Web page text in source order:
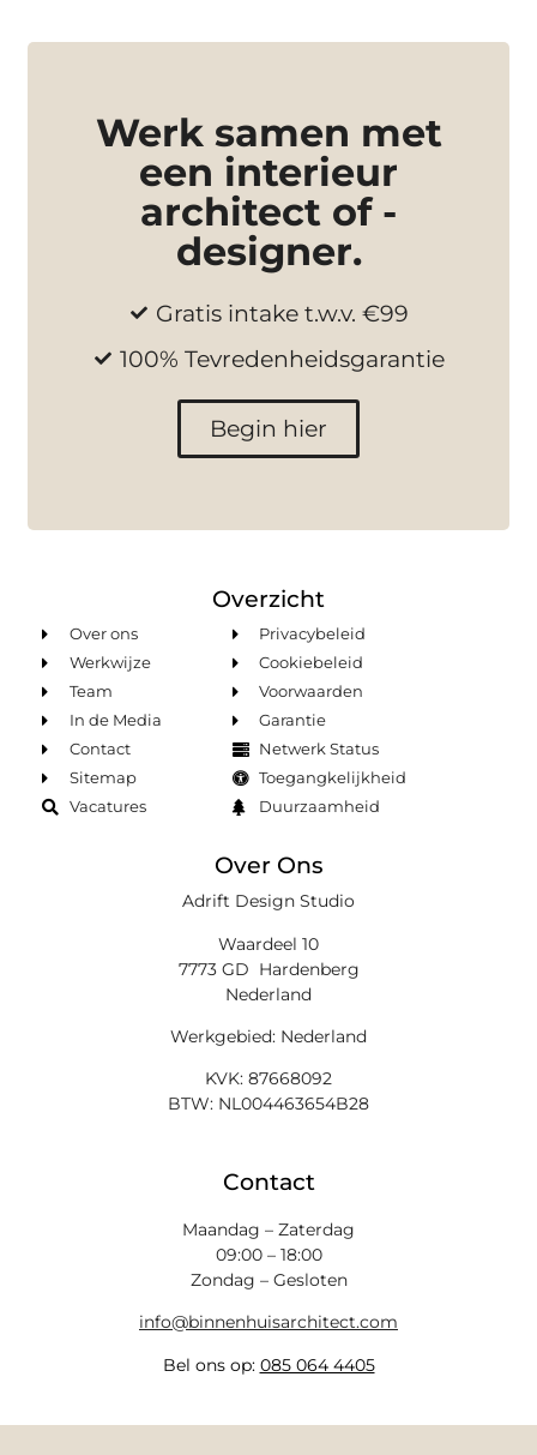
Werk samen met
een interieur
architect of -
designer.
Gratis intake t.w.v. €99
100% Tevredenheidsgarantie
Begin hier
Overzicht
Over ons
Werkwijze
Team
In de Media
Contact
Sitemap
Vacatures
Privacybeleid
Cookiebeleid
Voorwaarden
Garantie
Netwerk Status
Toegangkelijkheid
Duurzaamheid
Over Ons
Adrift Design Studio
Waardeel 10
7773 GD Hardenberg
Nederland
Werkgebied: Nederland
KVK: 87668092
BTW: NL004463654B28
Contact
Maandag – Zaterdag
09:00 – 18:00
Zondag – Gesloten
info@binnenhuisarchitect.com
Bel ons op: 085 064 4405